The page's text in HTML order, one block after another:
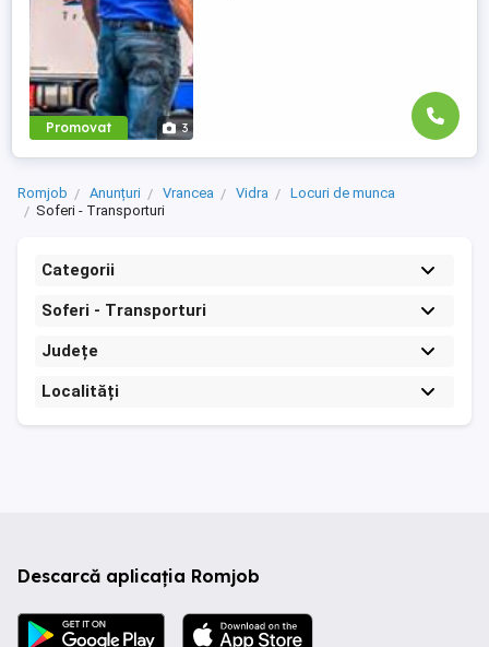
Promovat 3
Romjob Anunțuri Vrancea Vidra
Locuri de munca
Soferi - Transporturi
Categorii
Soferi - Transporturi
Județe
Localități
Descarcă aplicația Romjob